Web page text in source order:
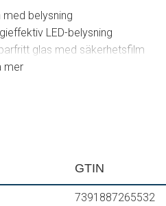
med belysning
LED-belysning
glas med säkerhetsfilm
ljustemperatur: 2 700–6 400 K
mer
GTIN
7391887265532